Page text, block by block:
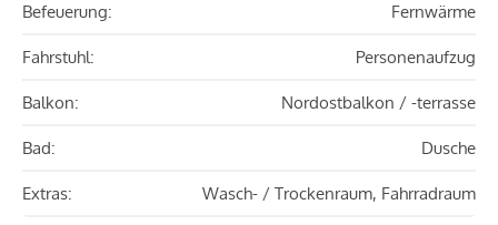
Befeuerung: Fernwärme
Fahrstuhl: Personenaufzug
Balkon: Nordostbalkon / -terrasse
Bad: Dusche
Extras: Wasch- / Trockenraum, Fahrradraum